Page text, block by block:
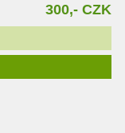
300,- CZK